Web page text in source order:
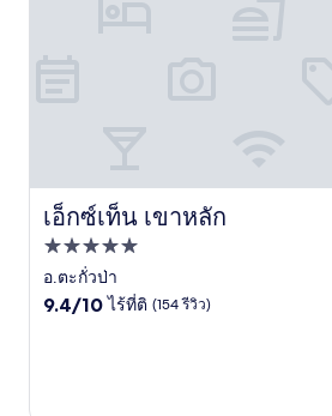
เอ็กซ์เท็น เขาหลัก
เอ็กซ์เท็น เขาหลัก
ที่พัก
5.0
ดาว
อ.ตะกั่วป่า
9.4
9.4/10 ไร้ที่ติ (154 รีวิว)